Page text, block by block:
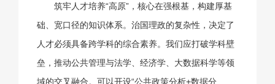
筑牢人才培养“高原”，核心在强根基，构建厚基
础、宽口径的知识体系。治国理政的复杂性，决定了
人才必须具备跨学科的综合素养。我们应打破学科壁
垒，推动公共管理与法学、经济学、大数据科学等领
域的交叉融合。可以开设“公共政策分析+数据分